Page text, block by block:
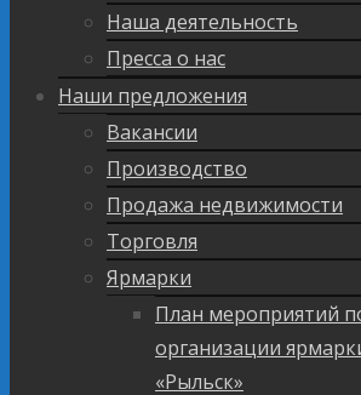
Наша деятельность
Пресса о нас
Наши предложения
Вакансии
Производство
Продажа недвижимости
Торговля
Ярмарки
План мероприятий
организации
«Рыльск»